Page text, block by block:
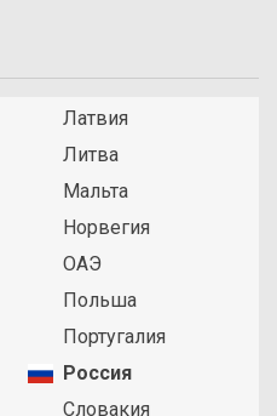
Латвия
Литва
Мальта
Норвегия
ОАЭ
Польша
Португалия
Россия
Словакия